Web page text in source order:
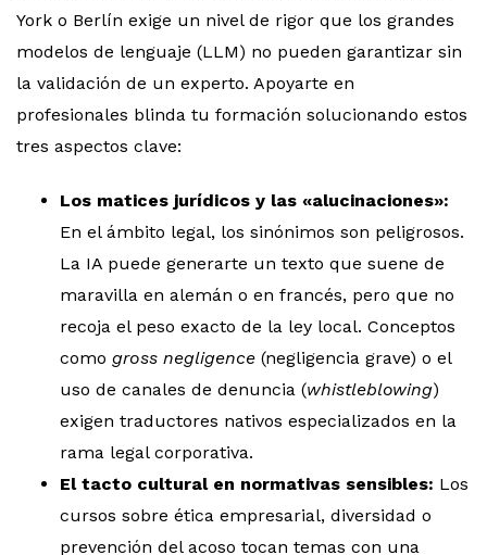
York o Berlín exige un nivel de rigor que los grandes
modelos de lenguaje (LLM) no pueden garantizar sin
la validación de un experto. Apoyarte en
profesionales blinda tu formación solucionando estos
tres aspectos clave:
Los matices jurídicos y las «alucinaciones»:
En el ámbito legal, los sinónimos son peligrosos.
La IA puede generarte un texto que suene de
maravilla en alemán o en francés, pero que no
recoja el peso exacto de la ley local. Conceptos
como gross negligence (negligencia grave) o el
uso de canales de denuncia (whistleblowing)
exigen traductores nativos especializados en la
rama legal corporativa.
El tacto cultural en normativas sensibles: Los
cursos sobre ética empresarial, diversidad o
prevención del acoso tocan temas con una